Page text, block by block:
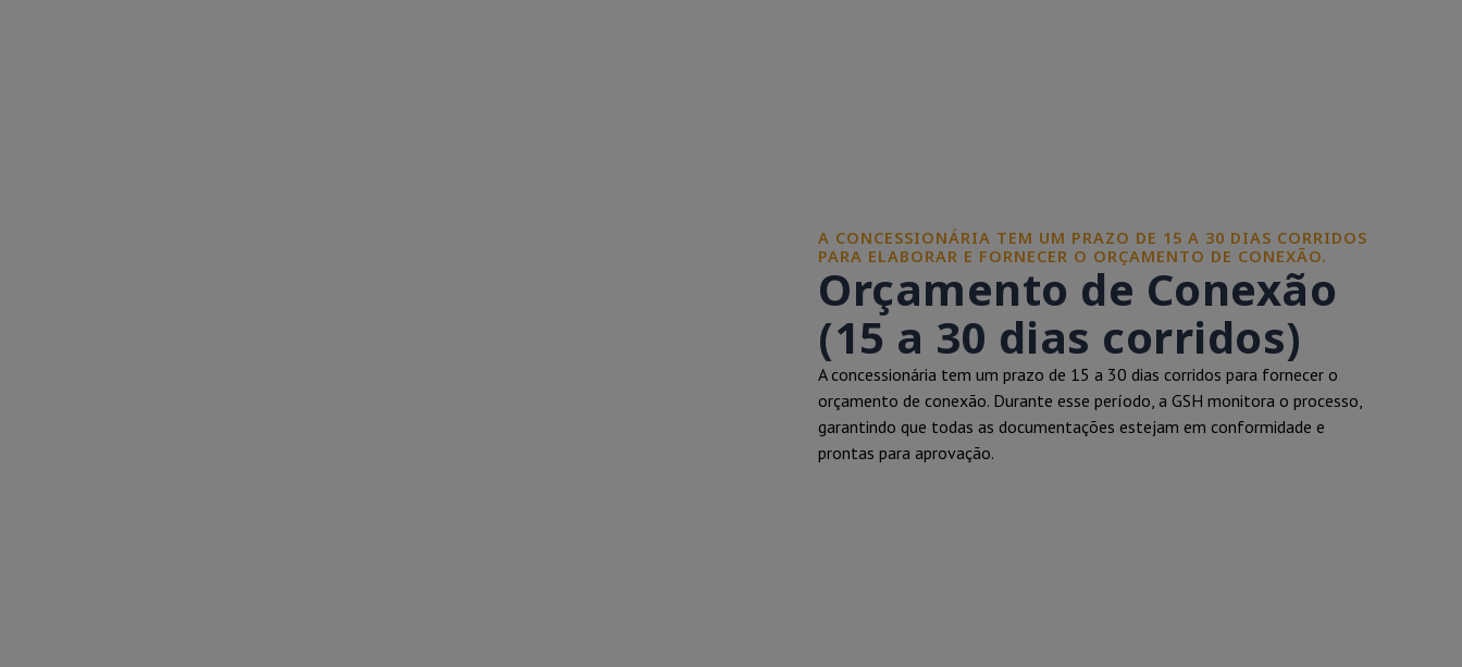
A CONCESSIONÁRIA TEM UM PRAZO DE 15 A 30 DIAS CORRIDOS
PARA ELABORAR E FORNECER O ORÇAMENTO DE CONEXÃO.
Orçamento de Conexão
(15 a 30 dias corridos)
A concessionária tem um prazo de 15 a 30 dias corridos para fornecer o
orçamento de conexão. Durante esse período, a GSH monitora o processo,
garantindo que todas as documentações estejam em conformidade e
prontas para aprovação.